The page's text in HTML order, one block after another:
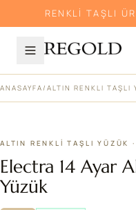
RENKLİ TAŞLI
ANASAYFA/ ALTIN RENKLI TAŞLI
ALTIN RENKLI TAŞLI YÜZÜK
Electra 14 Ayar
Yüzük